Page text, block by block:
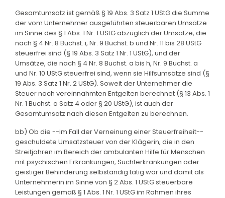
Gesamtumsatz ist gemäß § 19 Abs. 3 Satz 1 UStG die Summe
der vom Unternehmer ausgeführten steuerbaren Umsätze
im Sinne des § 1 Abs. 1 Nr. 1 UStG abzüglich der Umsätze, die
nach § 4 Nr. 8 Buchst. i, Nr. 9 Buchst. b und Nr. 11 bis 28 UStG
steuerfrei sind (§ 19 Abs. 3 Satz 1 Nr. 1 UStG), und der
Umsätze, die nach § 4 Nr. 8 Buchst. a bis h, Nr. 9 Buchst. a
und Nr. 10 UStG steuerfrei sind, wenn sie Hilfsumsätze sind (§
19 Abs. 3 Satz 1 Nr. 2 UStG). Soweit der Unternehmer die
Steuer nach vereinnahmten Entgelten berechnet (§ 13 Abs. 1
Nr. 1 Buchst. a Satz 4 oder § 20 UStG), ist auch der
Gesamtumsatz nach diesen Entgelten zu berechnen.
bb) Ob die --im Fall der Verneinung einer Steuerfreiheit--
geschuldete Umsatzsteuer von der Klägerin, die in den
Streitjahren im Bereich der ambulanten Hilfe für Menschen
mit psychischen Erkrankungen, Suchterkrankungen oder
geistiger Behinderung selbständig tätig war und damit als
Unternehmerin im Sinne von § 2 Abs. 1 UStG steuerbare
Leistungen gemäß § 1 Abs. 1 Nr. 1 UStG im Rahmen ihres